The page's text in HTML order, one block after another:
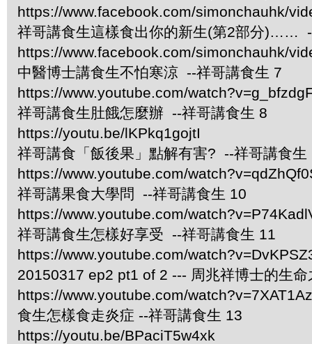
https://www.facebook.com/simonchauhk/
祥哥講食生這樣食出你的新生(第2部分)……
https://www.facebook.com/simonchauhk/
中醫博士講食生不怕寒涼 --祥哥講食生 7
https://www.youtube.com/
祥哥講食生肚餓怎麼辦 --祥哥講食生 8
https://youtu.be/lKPkq1gojtI
祥哥講食「飯後果」點解有害? --祥哥講食生
https://www.youtube.com/
祥哥講果食大學問 --祥哥講食生 10
https://www.youtube.com/
祥哥講食生怎樣好享受 --祥哥講食生 11
https://www.youtube.com/
20150317 ep2 pt1 of 2 --- 周兆祥博士的生
https://www.youtube.com/
食生怎樣食走炎症 --祥哥講食生 13
https://youtu.be/BPaciT5w4xk